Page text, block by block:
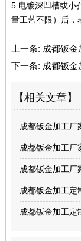
5.电镀深凹槽或小
量工艺不限）后，
上一条: 成都钣金
下一条: 成都钣金
【相关文章】
成都钣金加工厂
成都钣金加工厂
成都钣金加工厂
成都钣金加工定
成都钣金加工定